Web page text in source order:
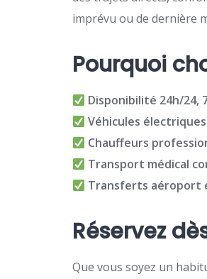
imprévu ou de dernière
Pourquoi
Disponibilité 24h/24,
Véhicules
Chauffeurs
Transport médical
Transferts aéroport
Réservez
Que vous soyez un